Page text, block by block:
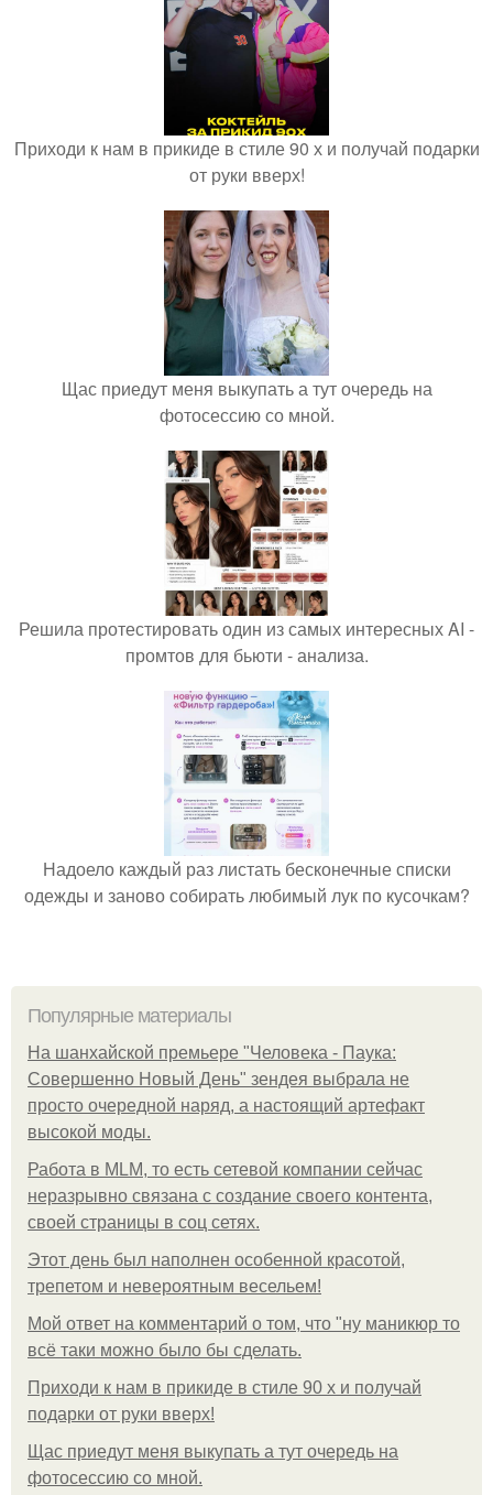
Приходи к нам в прикиде в стиле 90 х и получай подарки
от руки вверх!
Щас приедут меня выкупать а тут очередь на
фотосессию со мной.
Решила протестировать один из самых интересных AI -
промтов для бьюти - анализа.
Надоело каждый раз листать бесконечные списки
одежды и заново собирать любимый лук по кусочкам?
Популярные материалы
На шанхайской премьере "Человека - Паука:
Совершенно Новый День" зендея выбрала не
просто очередной наряд, а настоящий артефакт
высокой моды.
Работа в MLM, то есть сетевой компании сейчас
неразрывно связана с создание своего контента,
своей страницы в соц сетях.
Этот день был наполнен особенной красотой,
трепетом и невероятным весельем!
Мой ответ на комментарий о том, что "ну маникюр то
всё таки можно было бы сделать.
Приходи к нам в прикиде в стиле 90 х и получай
подарки от руки вверх!
Щас приедут меня выкупать а тут очередь на
фотосессию со мной.